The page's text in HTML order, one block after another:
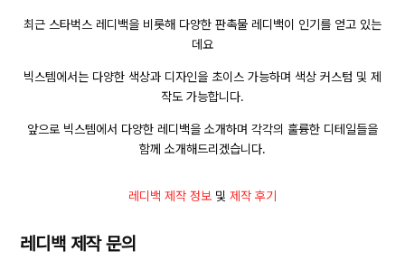
최근 스타벅스 레디백을 비롯해 다양한 판촉물 레디백이 인기를 얻고 있는
데요
빅스템에서는 다양한 색상과 디자인을 초이스 가능하며 색상 커스텀 및 제
작도 가능합니다.
앞으로 빅스템에서 다양한 레디백을 소개하며 각각의 훌륭한 디테일들을
함께 소개해드리겠습니다.
레디백 제작 정보 및 제작 후기
레디백 제작 문의